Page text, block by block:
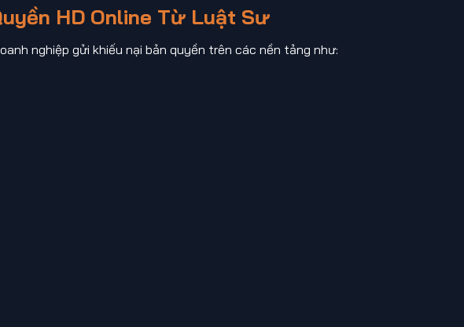
HD Online Từ Luật Sư
nghiệp gửi khiếu nại bản quyền trên các nền tảng như: